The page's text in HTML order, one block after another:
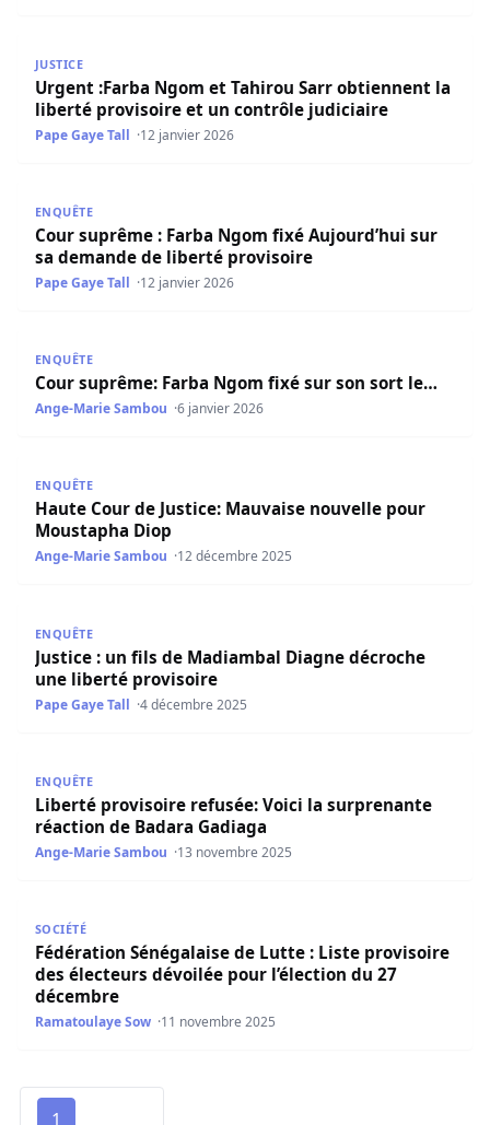
JUSTICE
Urgent :Farba Ngom et Tahirou Sarr obtiennent la
liberté provisoire et un contrôle judiciaire
Pape Gaye Tall 12 janvier 2026
ENQUÊTE
Cour suprême : Farba Ngom fixé Aujourd’hui sur
sa demande de liberté provisoire
Pape Gaye Tall 12 janvier 2026
ENQUÊTE
Cour suprême: Farba Ngom fixé sur son sort le…
Ange-Marie Sambou 6 janvier 2026
ENQUÊTE
Haute Cour de Justice: Mauvaise nouvelle pour
Moustapha Diop
Ange-Marie Sambou 12 décembre 2025
ENQUÊTE
Justice : un fils de Madiambal Diagne décroche
une liberté provisoire
Pape Gaye Tall 4 décembre 2025
ENQUÊTE
Liberté provisoire refusée: Voici la surprenante
réaction de Badara Gadiaga
Ange-Marie Sambou 13 novembre 2025
SOCIÉTÉ
Fédération Sénégalaise de Lutte : Liste provisoire
des électeurs dévoilée pour l’élection du 27
décembre
Ramatoulaye Sow 11 novembre 2025
1